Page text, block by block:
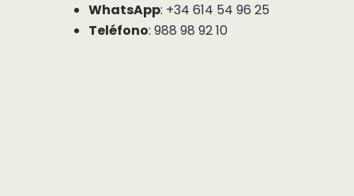
WhatsApp: +34 614 54 96 25
Teléfono: 988 98 92 10